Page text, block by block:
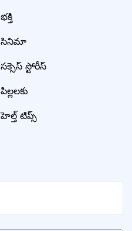
భక్తి
సినిమా
సక్సెస్ స్టోరీస్
పిల్లలకు
హెల్త్ టిప్స్